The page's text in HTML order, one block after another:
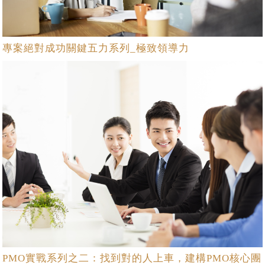
專案絕對成功關鍵五力系列_極致領導力
PMO實戰系列之二：找到對的人上車，建構PMO核心團